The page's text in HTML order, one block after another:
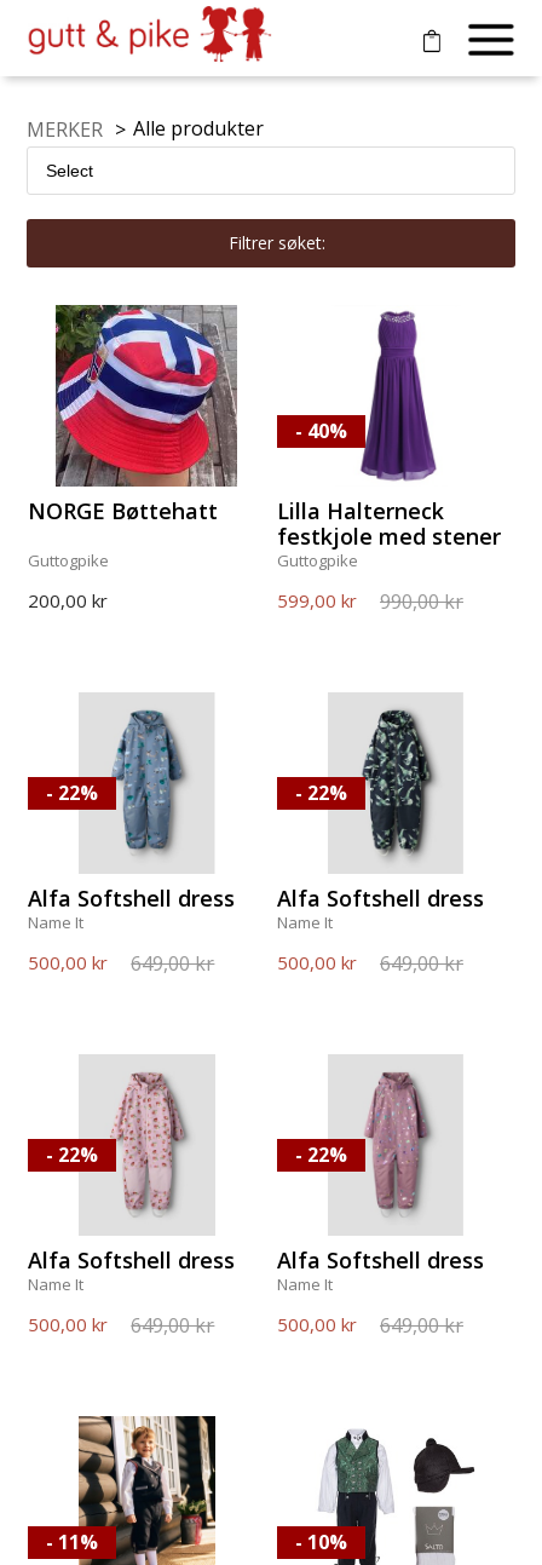
MERKER > Alle produkter
Filtrer søket:
NORGE Bøttehatt
Guttogpike
200,00 kr
Lilla Halterneck
festkjole med stener
Guttogpike
599,00 kr 990,00 kr
- 40%
Alfa Softshell dress
Name It
500,00 kr 649,00 kr
- 22%
Alfa Softshell dress
Name It
500,00 kr 649,00 kr
- 22%
Alfa Softshell dress
Name It
500,00 kr 649,00 kr
- 22%
Alfa Softshell dress
Name It
500,00 kr 649,00 kr
- 22%
- 11% - 10%